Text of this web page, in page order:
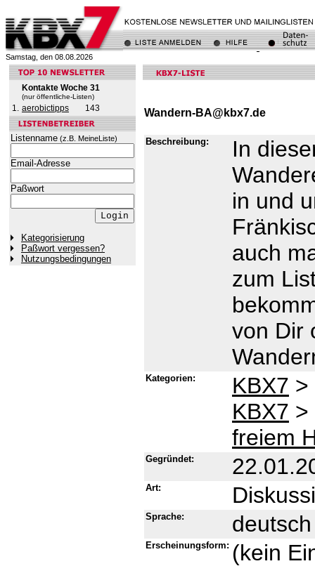
Samstag, den 08.08.2026
Kontakte Woche 31
(nur öffentliche-Listen)
1. aerobictipps 143
Listenname (z.B. MeineListe)
Email-Adresse
Paßwort
Kategorisierung
Paßwort vergessen?
Nutzungsbedingungen
Wandern-BA@kbx7.de
Beschreibung:
In
in und
auch
zum
von Dir
Kategorien: KBX7 >
KBX7 >
freiem
Gegründet:
Art:
Sprache: deutsch
Erscheinungsform: (kein